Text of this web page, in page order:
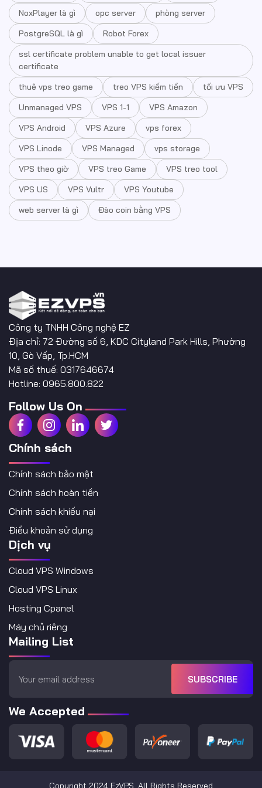
NoxPlayer là gì opc server
phòng server
PostgreSQL là gì
Robot Forex
ssl certificate problem unable to get local issuer
certificate
thuê vps treo game
treo VPS kiếm tiền
tối ưu VPS
Unmanaged VPS
VPS 1-1
VPS Amazon
VPS Android
VPS Azure
vps forex
VPS Linode
VPS Managed
vps storage
VPS theo giờ
VPS treo Game
VPS treo tool
VPS US
VPS Vultr
VPS Youtube
web server là gì
Đào coin bằng VPS
Công ty TNHH Công nghệ EZ
Địa chỉ: 72 Đường số 6, KDC Cityland Park Hills, Phường
10, Gò Vấp, Tp.HCM
Mã số thuế: 0317646674
Hotline: 0965.800.822
Follow Us On
Chính sách
Chính sách bảo mật
Chính sách hoàn tiền
Chính sách khiếu nại
Điều khoản sử dụng
Dịch vụ
Cloud VPS Windows
Cloud VPS Linux
Hosting Cpanel
Máy chủ riêng
Mailing List
SUBSCRIBE
We Accepted